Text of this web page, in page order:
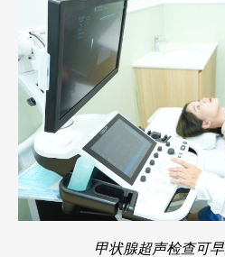
甲状腺超声检查可早